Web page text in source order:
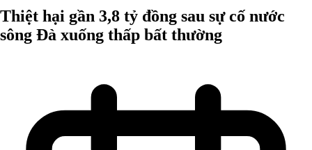
Thiệt hại gần 3,8 tỷ đồng sau sự cố nước
sông Đà xuống thấp bất thường